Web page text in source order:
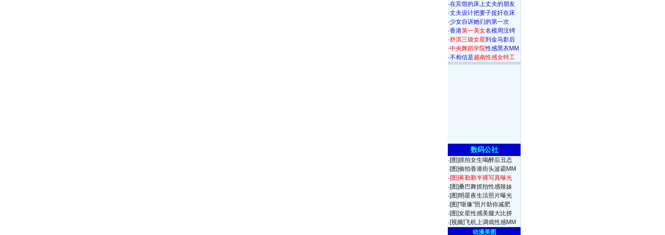
·在宾馆的床上丈夫的朋友
·丈夫设计把妻子捉奸在床
·少女自诉她们的第一次
·香港第一美女名模周汶锜
·舒淇三级女星到金马影后
·中央舞蹈学院性感黑衣MM
·不相信是越南性感女特工
数码公社
· [图]抓拍女生喝醉后丑态
· [图]偷拍香港街头波霸MM
·[图]蒋勤勤半裸写真曝光
· [图]桑巴舞抓拍性感辣妹
· [图]明星夜生活照片曝光
· [图]"呕像"照片助你减肥
· [图]女星性感美腿大比拼
· [视频]飞机上调戏性感MM
动漫美图